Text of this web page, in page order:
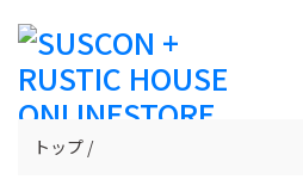
トップ